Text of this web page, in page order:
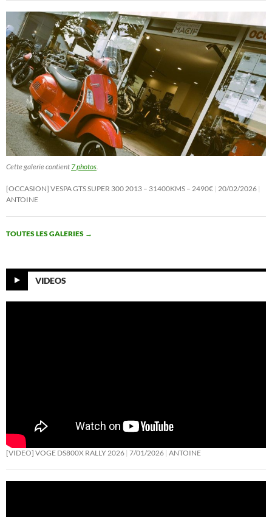
Cette galerie contient 7 photos
[OCCASION] VESPA GTS SUPER 300 2013 – 31400KMS – 2490€ 20/02/2026
ANTOINE
TOUTES LES GALERIES →
VIDEOS
[VIDEO] VOGE DS800X RALLY 2026 7/01/2026 ANTOINE